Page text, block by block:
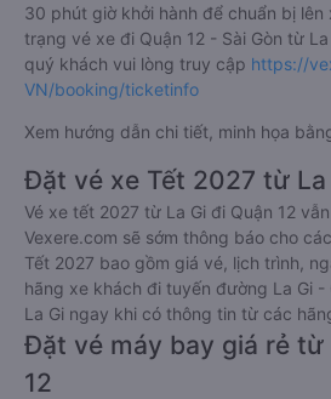
30 phút giờ khởi hành để chuẩn bị
trạng vé xe đi Quận 12 - Sài Gòn từ
quý khách vui lòng truy cập https://
VN/booking/ticketinfo
Xem hướng dẫn chi tiết, minh họa
Đặt vé xe Tết 2027 từ La
Vé xe tết 2027 từ La Gi đi Quận 12
Vexere.com sẽ sớm thông báo cho
Tết 2027 bao gồm giá vé, lịch trình,
hãng xe khách đi tuyến đường La Gi -
La Gi ngay khi có thông tin từ các
Đặt vé máy bay giá rẻ từ
12